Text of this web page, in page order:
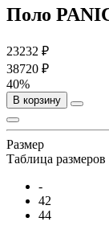
Поло
23232 ₽
38720 ₽
40%
В корзину
Размер
Таблица размеров
-
42
44